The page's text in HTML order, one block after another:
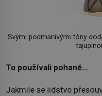
Svými podmanivými tóny
To používali pohané…
Jakmile se lidstvo